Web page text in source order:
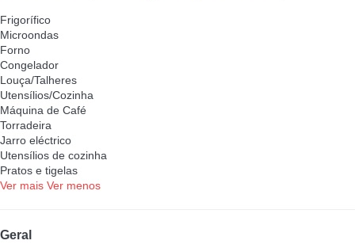
Frigorífico
Microondas
Forno
Congelador
Louça/Talheres
Utensílios/Cozinha
Máquina de Café
Torradeira
Jarro eléctrico
Utensílios de cozinha
Pratos e tigelas
Ver mais Ver menos
Geral